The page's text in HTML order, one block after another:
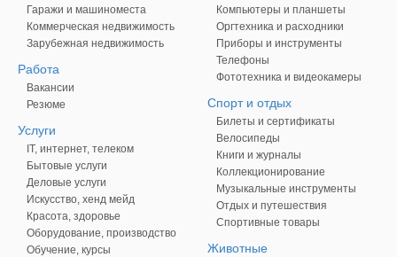
Гаражи и машиноместа
Коммерческая недвижимость
Зарубежная недвижимость
Работа
Вакансии
Резюме
Услуги
IT, интернет, телеком
Бытовые услуги
Деловые услуги
Искусство, хенд мейд
Красота, здоровье
Оборудование, производство
Обучение, курсы
Компьютеры и планшеты
Оргтехника и расходники
Приборы и инструменты
Телефоны
Фототехника и видеокамеры
Спорт и отдых
Билеты и сертификаты
Велосипеды
Книги и журналы
Коллекционирование
Музыкальные инструменты
Отдых и путешествия
Спортивные товары
Животные